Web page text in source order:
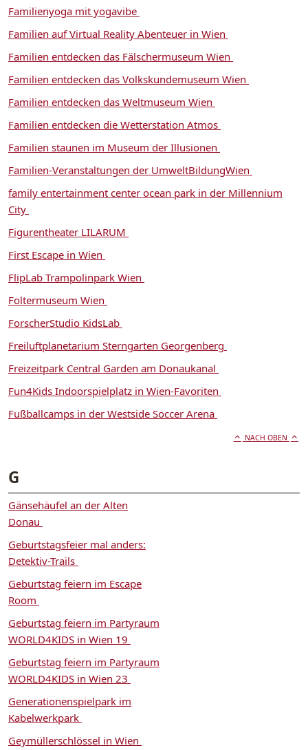
Familienyoga mit yogavibe
Familien auf Virtual Reality Abenteuer in Wien
Familien entdecken das Fälschermuseum Wien
Familien entdecken das Volkskundemuseum Wien
Familien entdecken das Weltmuseum Wien
Familien entdecken die Wetterstation Atmos
Familien staunen im Museum der Illusionen
Familien-Veranstaltungen der UmweltBildungWien
family entertainment center ocean park in der Millennium
City
Figurentheater LILARUM
First Escape in Wien
FlipLab Trampolinpark Wien
Foltermuseum Wien
ForscherStudio KidsLab
Freiluftplanetarium Sterngarten Georgenberg
Freizeitpark Central Garden am Donaukanal
Fun4Kids Indoorspielplatz in Wien-Favoriten
Fußballcamps in der Westside Soccer Arena
NACH OBEN
G
Gänsehäufel an der Alten
Donau
Geburtstagsfeier mal anders:
Detektiv-Trails
Geburtstag feiern im Escape
Room
Geburtstag feiern im Partyraum
WORLD4KIDS in Wien 19
Geburtstag feiern im Partyraum
WORLD4KIDS in Wien 23
Generationenspielpark im
Kabelwerkpark
Geymüllerschlössel in Wien